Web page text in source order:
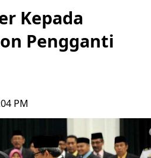
Kepada
Pengganti
PM